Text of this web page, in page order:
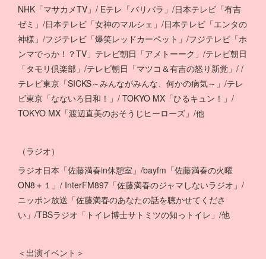
NHK「マサカメTV」/ Eテレ「バリバラ」/日本テレビ「有吉
ゼミ」/日本テレビ「女神のマルシェ」/日本テレビ「エンタの
神様」/フジテレビ「爆笑レッドカーペット」/フジテレビ「ホ
ンマでっか！？TV」テレビ朝日「アメトーーク」/テレビ朝日
「タモリ倶楽部」/テレビ朝日「マツコ＆有吉の怒り新党」/ /
テレビ東京「SICKS～みんながみんな、何かの病気～」/テレ
ビ東京「なないろ日和！」/ TOKYO MX「ひるキュン！」/
TOKYO MX「渡辺直美のおそうじヒーローズ」/他
（ラジオ）
ラジオ日本「佐藤満春in休憩室」/bayfm「佐藤満春の火曜
ON8＋１」/ InterFM897「佐藤満春のジャマしないラジオ」/
ニッポン放送「佐藤満春のあなたの話を聴かせてくださ
い」/TBSラジオ「トイレ博士サトミツの知っトイレ」/他
＜出演イベント＞